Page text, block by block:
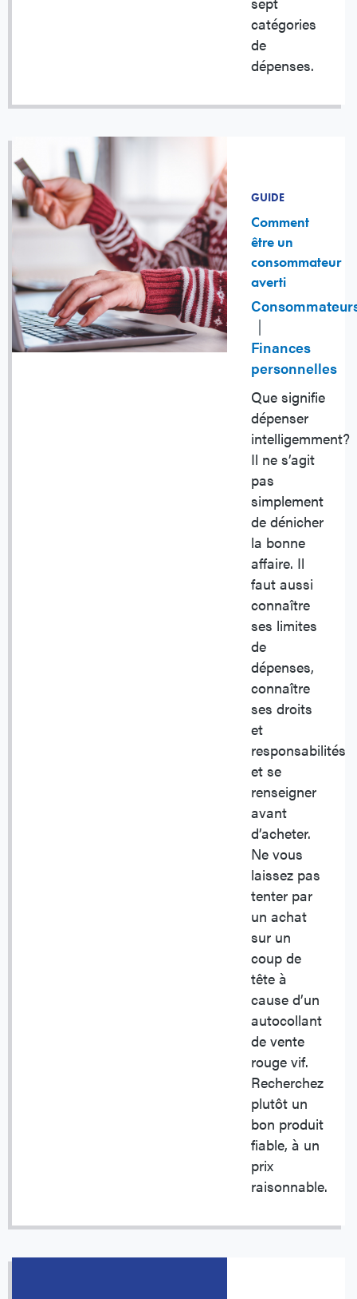
catégories
de
dépenses.
GUIDE
Comment
être un
consommateur
averti
Finances
personnelles
Que signifie
dépenser
intelligemment?
Il ne s’agit
pas
simplement
de dénicher
la bonne
affaire. Il
faut aussi
connaître
ses limites
de
dépenses,
connaître
ses droits
et
responsabilités
et se
renseigner
avant
d’acheter.
Ne vous
laissez pas
tenter par
un achat
sur un
coup de
tête à
cause d’un
autocollant
de vente
rouge vif.
Recherchez
plutôt un
bon produit
fiable, à un
prix
raisonnable.